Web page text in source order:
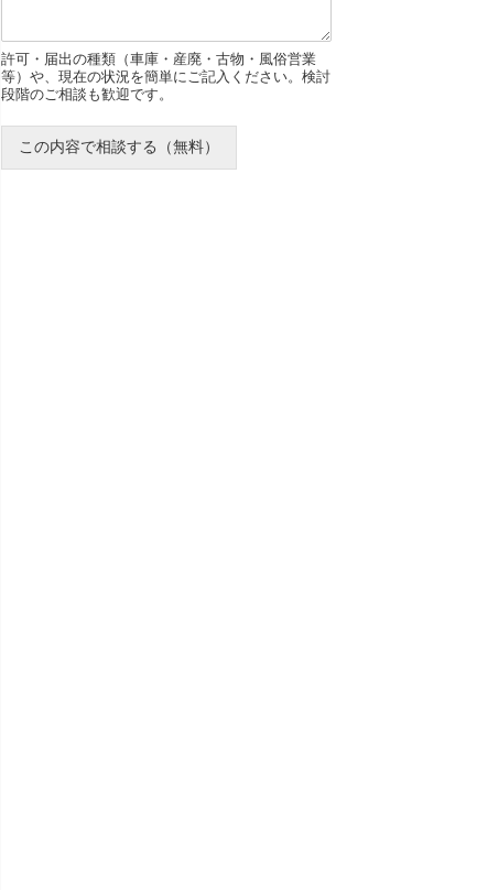
許可・届出の種類（車庫・産廃・古物・風俗営業
等）や、現在の状況を簡単にご記入ください。検討
段階のご相談も歓迎です。
この内容で相談する（無料）